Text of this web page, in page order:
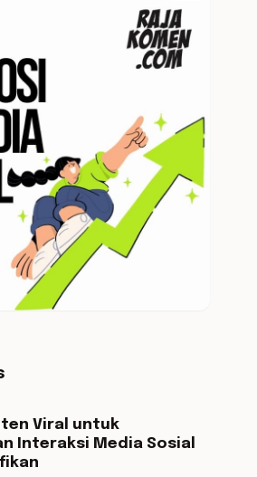
Viral untuk
Interaksi Media Sosial